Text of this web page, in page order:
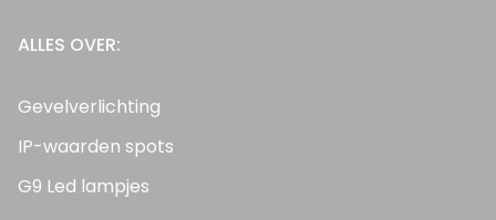
ALLES OVER:
Gevelverlichting
IP-waarden spots
G9 Led lampjes